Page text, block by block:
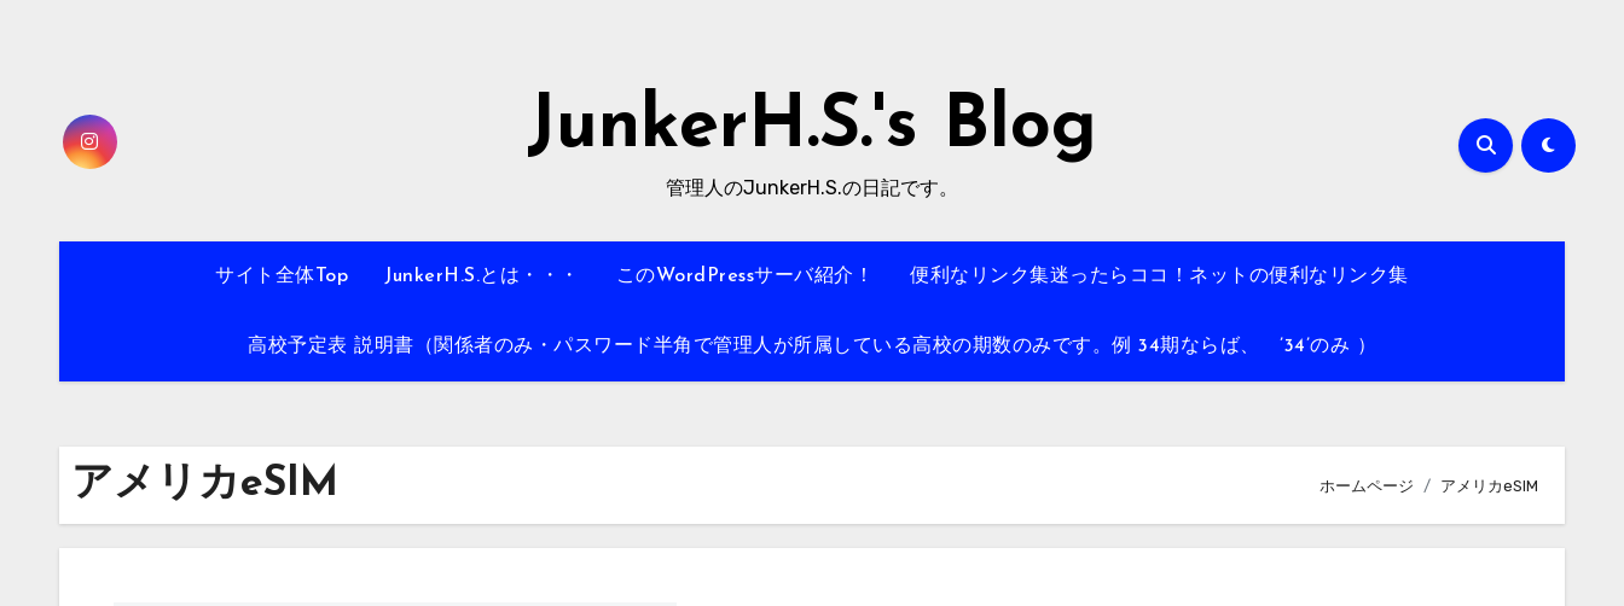
JunkerH.S.'s Blog
管理人のJunkerH.S.の日記です。
サイト全体Top JunkerH.S.とは・・・ このWordPressサーバ紹介！ 便利なリンク集迷ったらココ！ネットの便利なリンク集
高校予定表 説明書（関係者のみ・パスワード半角で管理人が所属している高校の期数のみです。例 34期ならば、 ’34’のみ ）
アメリカeSIM ホームページ アメリカeSIM